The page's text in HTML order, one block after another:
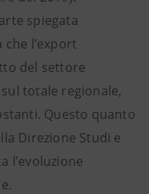
spiegata
che l’export
del settore
totale regionale,
Questo quanto
Direzione Studi e
l’evoluzione